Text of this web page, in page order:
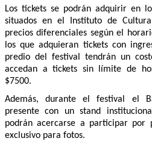
Los tickets se podrán adquirir en
situados en el Instituto de
precios diferenciales según el
los que adquieran tickets con
predio del festival tendrán un
accedan a tickets sin límite de
$7500.
Además, durante el festival el
presente con un stand
podrán acercarse a participar por
exclusivo para fotos.